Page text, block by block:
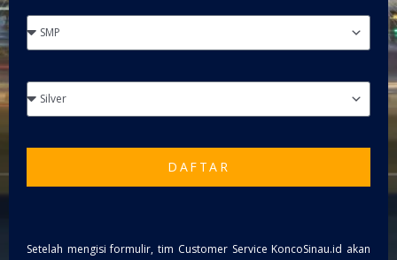
DAFTAR
Setelah mengisi formulir, tim Customer Service KoncoSinau.id akan